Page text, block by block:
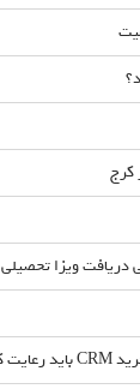
کرج
دریافت ویزا تحصیلی